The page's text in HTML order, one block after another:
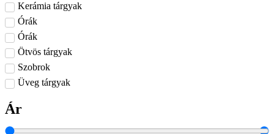
Kerámia tárgyak
Órák
Órák
Ötvös tárgyak
Szobrok
Üveg tárgyak
Ár